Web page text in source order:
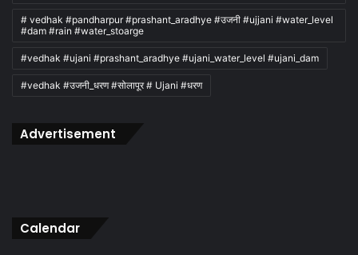
# vedhak #pandharpur #prashant_aradhye #उजनी #ujjani #water_level
#dam #rain #water_stoarge
#vedhak #ujani #prashant_aradhye #ujani_water_level #ujani_dam
#vedhak #उजनी_धरण #सोलापूर # Ujani #धरण
Advertisement
Calendar